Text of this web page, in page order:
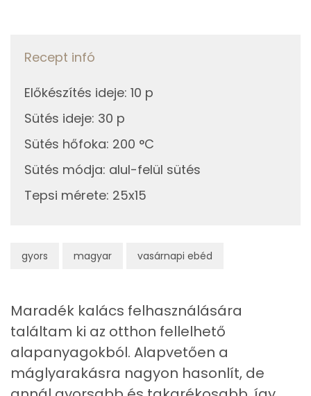
gyors magyar vasárnapi ebéd
Fehérje
Összesen
Zsír
Összesen
Egyszeresen telítetlen zsírsav:
Koleszterin
116 mg
Ásványi anyagok
Recept infó
Előkészítés ideje: 10 p
Sütés ideje: 30 p
Sütés hőfoka: 200 °C
Sütés módja: alul-felül sütés
Tepsi mérete: 25x15
Maradék kalács felhasználására
találtam ki az otthon fellelhető
alapanyagokból. Alapvetően a
máglyarakásra nagyon hasonlít, de